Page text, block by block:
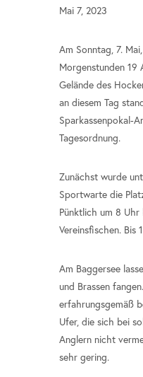
Mai 7, 2023
Am Sonntag, 7.
Morgenstunden 19
Gelände des
an diesem Tag
Sparkassenpokal-
Tagesordnung.
Zunächst wurde
Sportwarte die
Pünktlich um 8 Uhr
Vereinsfischen. Bis
Am Baggersee
und Brassen
erfahrungsgemäß
Ufer, die sich bei
Anglern nicht
sehr gering.